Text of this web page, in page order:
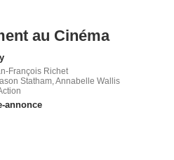
au Cinéma
François Richet
Statham, Annabelle Wallis
annonce